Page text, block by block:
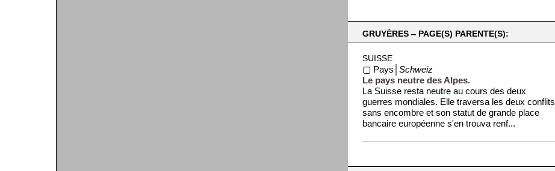
GRUYÈRES ‒ PAGE(S) PARENTE(S):
SUISSE
▢ Pays│Schweiz
Le pays neutre des Alpes.
La Suisse resta neutre au cours des deux
guerres mondiales. Elle traversa les deux conflits
sans encombre et son statut de grande place
bancaire européenne s'en trouva renf...